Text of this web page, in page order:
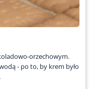
orzechowym.
- po to, by krem było